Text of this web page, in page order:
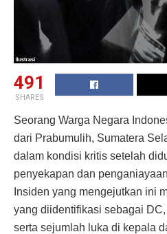
491
SHARES
Seorang Warga Negara
dari Prabumulih, Sumatera
dalam kondisi kritis setelah
penyekapan dan
Insiden yang mengejutkan ini
yang diidentifikasi sebagai
serta sejumlah luka di kepala